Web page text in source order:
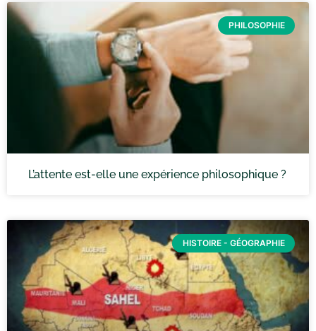
PHILOSOPHIE
L’attente est-elle une expérience philosophique ?
HISTOIRE - GÉOGRAPHIE